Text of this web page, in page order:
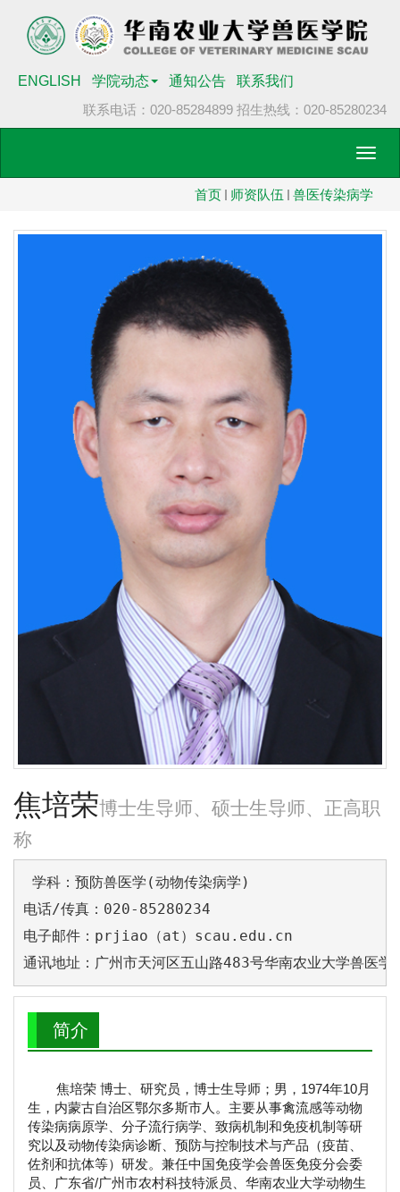
ENGLISH 学院动态 通知公告
联系我们
联系电话：020-85284899 招生热线：020-85280234
首页
师资队伍 兽医传染病学
焦培荣博士生导师、硕士生导师、正高职
称
学科：预防兽医学(动物传染病学)
电话/传真：020-85280234
电子邮件：prjiao（at）scau.edu.cn
通讯地址：广州市天河区五山路483号华南农业大学兽医
简介
焦培荣 博士、研究员，博士生导师；男，1974年10月
生，内蒙古自治区鄂尔多斯市人。主要从事禽流感等动物
传染病病原学、分子流行病学、致病机制和免疫机制等研
究以及动物传染病诊断、预防与控制技术与产品（疫苗、
佐剂和抗体等）研发。兼任中国免疫学会兽医免疫分会委
员、广东省/广州市农村科技特派员、华南农业大学动物生